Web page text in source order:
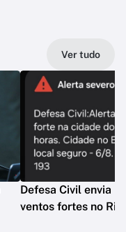
Ver tudo
Defesa Civil envia
ventos fortes no Rio